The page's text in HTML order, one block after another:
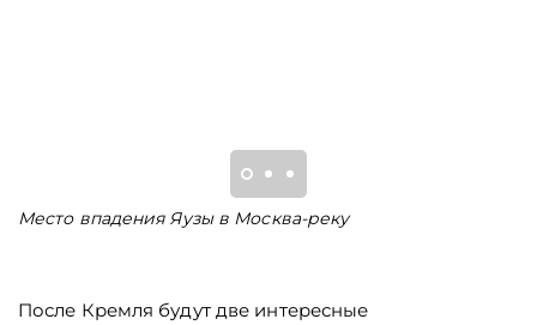
Место впадения Яузы в Москва-реку
После Кремля будут две интересные